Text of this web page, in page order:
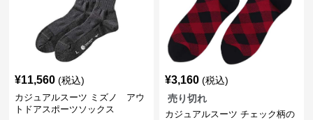
¥11,560 (税込)
カジュアルスーツ ミズノ アウ
トドアスポーツソックス
¥3,160 (税込)
売り切れ
カジュアルスーツ チェック柄の